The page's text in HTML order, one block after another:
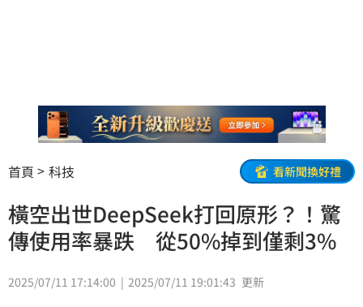
首頁 科技 看新聞換好禮
橫空出世DeepSeek打回原形？！驚
傳使用率暴跌 從50%掉到僅剩3%
2025/07/11 17:14:00 2025/07/11 19:01:43 更新